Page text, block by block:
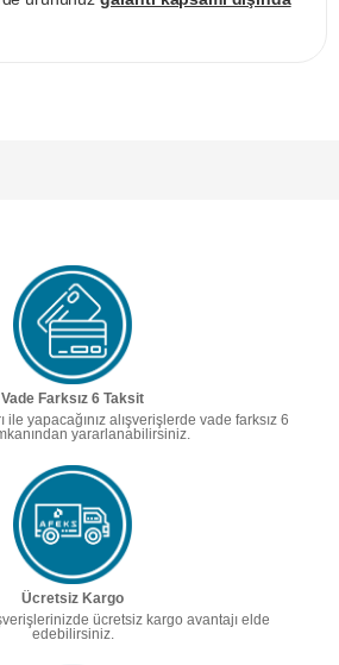
Vade Farksız 6 Taksit
ile yapacağınız alışverişlerde vade farksız 6
yararlanabilirsiniz.
Ücretsiz Kargo
ücretsiz kargo avantajı elde
edebilirsiniz.